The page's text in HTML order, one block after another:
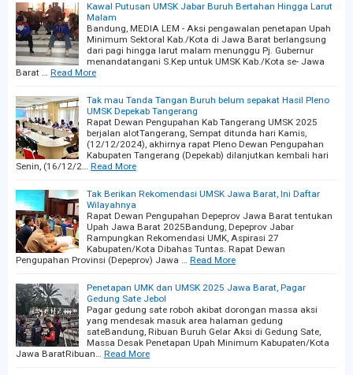
Kawal Putusan UMSK Jabar Buruh Bertahan Hingga Larut
Malam
Bandung, MEDIA LEM - Aksi pengawalan penetapan Upah
Minimum Sektoral Kab./Kota di Jawa Barat berlangsung
dari pagi hingga larut malam menunggu Pj. Gubernur
menandatangani S.Kep untuk UMSK Kab./Kota se- Jawa
Barat … Read More
Tak mau Tanda Tangan Buruh belum sepakat Hasil Pleno
UMSK Depekab Tangerang
Rapat Dewan Pengupahan Kab Tangerang UMSK 2025
berjalan alotTangerang, Sempat ditunda hari Kamis,
(12/12/2024), akhirnya rapat Pleno Dewan Pengupahan
Kabupaten Tangerang (Depekab) dilanjutkan kembali hari
Senin, (16/12/2… Read More
Tak Berikan Rekomendasi UMSK Jawa Barat, Ini Daftar
Wilayahnya
Rapat Dewan Pengupahan Depeprov Jawa Barat tentukan
Upah Jawa Barat 2025Bandung, Depeprov Jabar
Rampungkan Rekomendasi UMK, Aspirasi 27
Kabupaten/Kota Dibahas Tuntas. Rapat Dewan
Pengupahan Provinsi (Depeprov) Jawa … Read More
Penetapan UMK dan UMSK 2025 Jawa Barat, Pagar
Gedung Sate Jebol
Pagar gedung sate roboh akibat dorongan massa aksi
yang mendesak masuk area halaman gedung
sateBandung, Ribuan Buruh Gelar Aksi di Gedung Sate,
Massa Desak Penetapan Upah Minimum Kabupaten/Kota
Jawa BaratRibuan… Read More